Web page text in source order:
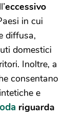
eccessivo
in cui
diffusa,
domestici
Inoltre, a
consentano
e
riguarda